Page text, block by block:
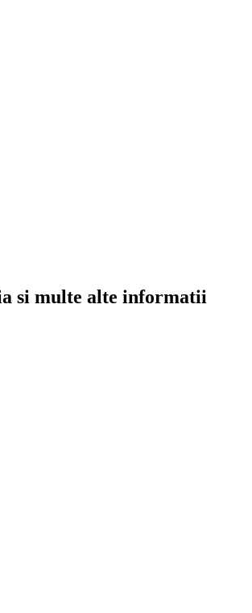
si multe alte informatii